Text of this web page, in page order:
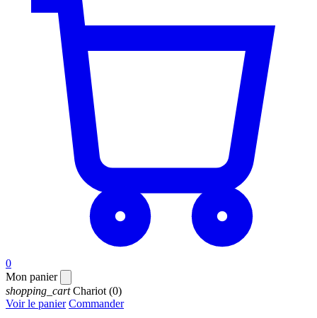
0
Mon panier
shopping_cart Chariot (0)
Voir le panier Commander